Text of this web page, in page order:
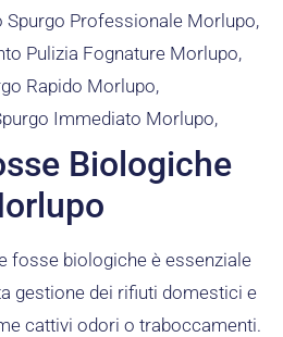
Spurgo Professionale Morlupo,
Pulizia Fognature Morlupo,
Rapido Morlupo,
Immediato Morlupo,
Biologiche
fosse biologiche è essenziale
gestione dei rifiuti domestici e
cattivi odori o traboccamenti.